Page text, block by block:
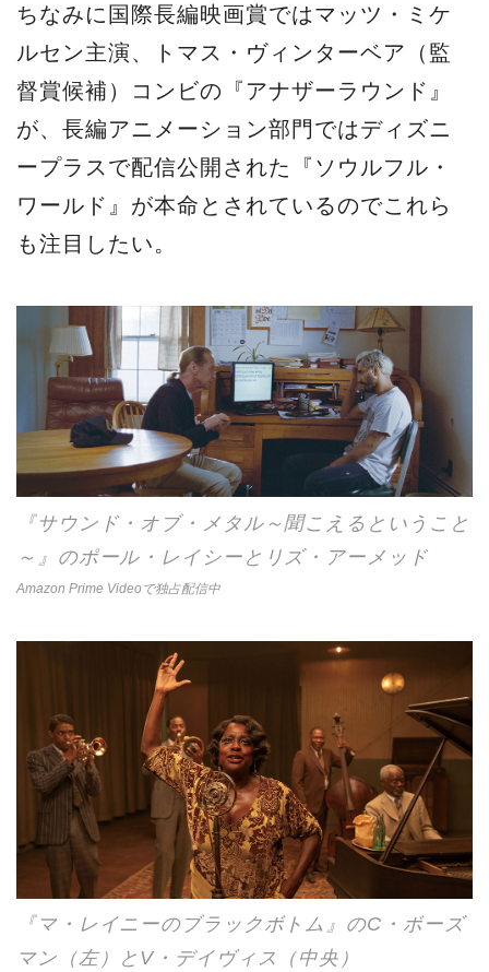
ちなみに国際長編映画賞ではマッツ・ミケ
ルセン主演、トマス・ヴィンターベア（監
督賞候補）コンビの『アナザーラウンド』
が、長編アニメーション部門ではディズニ
ープラスで配信公開された『ソウルフル・
ワールド』が本命とされているのでこれら
も注目したい。
『サウンド・オブ・メタル～聞こえるということ
～』のポール・レイシーとリズ・アーメッド
Amazon Prime Videoで独占配信中
『マ・レイニーのブラックボトム』のC・ボーズ
マン（左）とV・デイヴィス（中央）